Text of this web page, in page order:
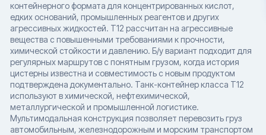
контейнерного формата для концентрированных кислот,
едких оснований, промышленных реагентов и других
агрессивных жидкостей. T12 рассчитан на агрессивные
вещества с повышенными требованиями к прочности,
химической стойкости и давлению. Б/у вариант подходит для
регулярных маршрутов с понятным грузом, когда история
цистерны известна и совместимость с новым продуктом
подтверждена документально. Танк-контейнер класса T12
используют в химической, нефтехимической,
металлургической и промышленной логистике.
Мультимодальная конструкция позволяет перевозить груз
автомобильным, железнодорожным и морским транспортом